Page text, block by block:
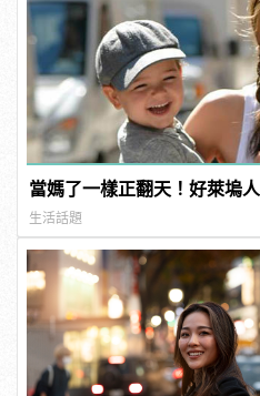
當媽了一樣正翻天！好萊塢
生活話題